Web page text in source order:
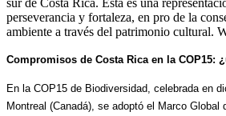
Compromisos de Costa Rica en la COP15:
En la COP15 de Biodiversidad, celebrada en
Montreal (Canadá), se adoptó el Marco Global